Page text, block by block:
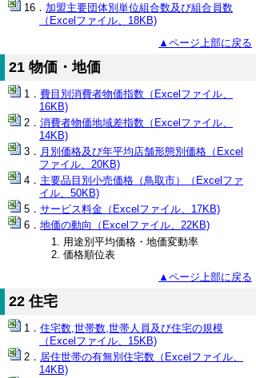
加盟主要団体別単位組合数及び組合員数
（Excelファイル、18KB)
▲ページ上部に戻る
21 物価・地価
費目別消費者物価指数（Excelファイル、
16KB)
消費者物価地域差指数（Excelファイル、
14KB)
月別価格及び年平均店舗形態別価格（Excel
ファイル、20KB)
主要品目別小売価格（鳥取市）（Excelファ
イル、50KB)
サービス料金（Excelファイル、17KB)
地価の動向（Excelファイル、22KB)
用途別平均価格・地価変動率
価格順位表
▲ページ上部に戻る
22 住宅
住宅数,世帯数,世帯人員及び住宅の規模
（Excelファイル、15KB)
居住世帯の有無別住宅数（Excelファイル、
14KB)